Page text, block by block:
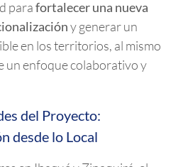
parafortalecer una nueva
y generar un
en los territorios, al mismo
un enfoque colaborativo y
del Proyecto:
desde lo Local